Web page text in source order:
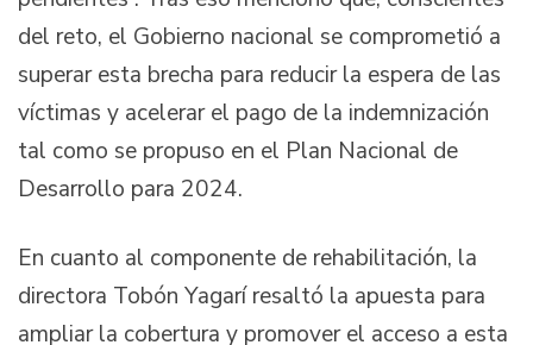
del reto, el Gobierno nacional se comprometió a
superar esta brecha para reducir la espera de las
víctimas y acelerar el pago de la indemnización
tal como se propuso en el Plan Nacional de
Desarrollo para 2024.
En cuanto al componente de rehabilitación, la
directora Tobón Yagarí resaltó la apuesta para
ampliar la cobertura y promover el acceso a esta